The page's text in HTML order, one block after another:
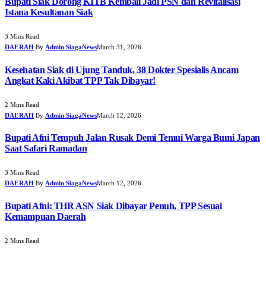
Istana Kesultanan Siak
3 Mins Read
DAERAH By Admin SiagaNewsMarch 31, 2026
Kesehatan Siak di Ujung Tanduk, 38 Dokter Spesialis Ancam
Angkat Kaki Akibat TPP Tak Dibayar!
2 Mins Read
DAERAH By Admin SiagaNewsMarch 12, 2026
Bupati Afni Tempuh Jalan Rusak Demi Temui Warga Bumi Japan
Saat Safari Ramadan
3 Mins Read
DAERAH By Admin SiagaNewsMarch 12, 2026
Bupati Afni: THR ASN Siak Dibayar Penuh, TPP Sesuai
Kemampuan Daerah
2 Mins Read